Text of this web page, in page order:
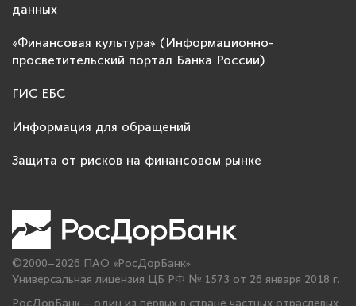
данных
«Финансовая культура» (Информационно-
просветительский портал Банка России)
ГИС ЕБС
Информация для обращений
Защита от рисков на финансовом рынке
©2000–2026 ПАО «РосДорБанк»
Универсальная лицензия ЦБ РФ № 1573 от 26 января 2018 г.